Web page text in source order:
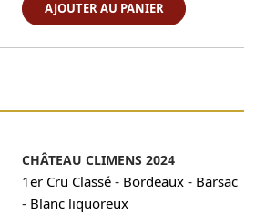
AJOUTER AU PANIER
CHÂTEAU CLIMENS 2024
1er Cru Classé - Bordeaux - Barsac
- Blanc liquoreux